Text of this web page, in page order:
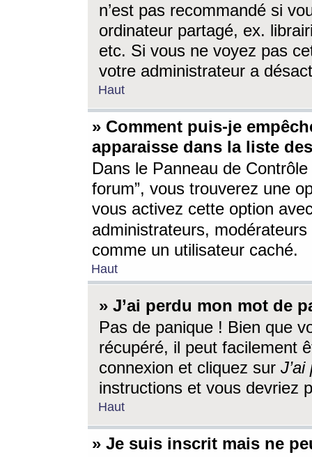
n’est pas recommandé si
ordinateur partagé, ex.
etc. Si vous ne voyez pas
votre administrateur a
Haut
» Comment puis-je
apparaisse dans la liste
Dans le Panneau de
forum”, vous trouverez une
vous activez cette option
administrateurs,
comme un utilisateur caché.
Haut
» J’ai perdu mon mot de
Pas de panique ! Bien que
récupéré, il peut facilement
connexion et cliquez sur
instructions et vous devriez
Haut
» Je suis inscrit mais ne